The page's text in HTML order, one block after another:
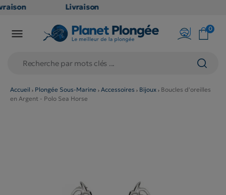
Livraison
en point
79€
(hors
produits
 0
Accueil Plongée Sous-Marine Accessoires Bijoux
Boucles d'oreilles
en Argent - Polo Sea Horse